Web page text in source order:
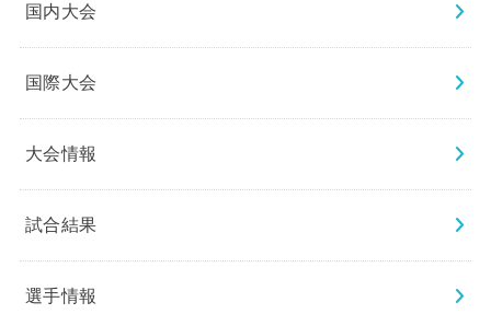
国内大会
国際大会
大会情報
試合結果
選手情報